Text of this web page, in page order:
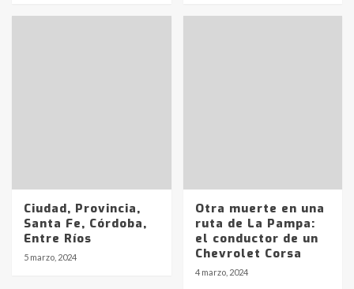
Ciudad, Provincia,
Santa Fe, Córdoba,
Entre Ríos
5 marzo, 2024
Otra muerte en una
ruta de La Pampa:
el conductor de un
Chevrolet Corsa
4 marzo, 2024
pampeanos que fueron